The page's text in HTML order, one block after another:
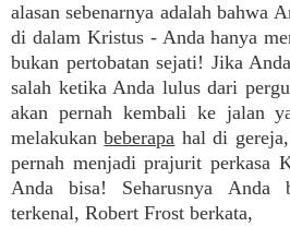
alasan sebenarnya adalah bahwa
di dalam Kristus - Anda hanya
bukan pertobatan sejati! Jika
salah ketika Anda lulus dari
akan pernah kembali ke jalan
melakukanbeberapa hal di
pernah menjadi prajurit perkasa
Anda bisa! Seharusnya Anda
terkenal, Robert Frost berkata,